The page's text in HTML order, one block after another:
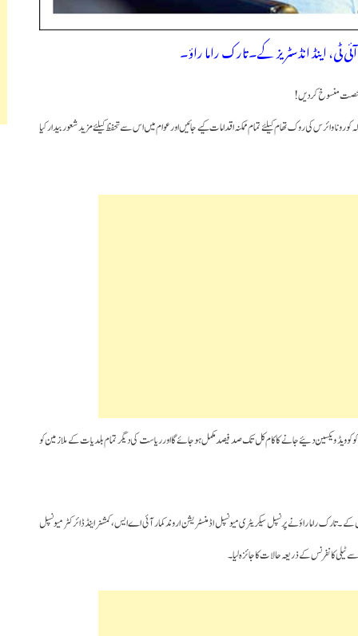
ٹی، اینڈ انڈسٹریز کے۔تارک راما راؤ۔
رخصت منسوخ کردیں!
وائرس کی روک تھام کیلئے تمام ممکنہ اقدامات کیے جائیں اور عوام میں اس سے تحفظ کیلئے مزید شعور بیدار کیا
کوویڈ ویکسین دئیے جانے کا کام کل تک صد فیصد مکمل ہوجائے گا اور ریاست کی دیگر تمام بلدیات کے ملازمین کو
راما راؤ نے پرنسپل سیکریٹری میونسپل اڈمنسٹریشن اروند کمار آئی اے ایس، کمشنر اینڈ ڈائرکٹر میونسپل
ٹیلی کانفرنس کے ذریعہ حالات کا جائزہ لیا۔